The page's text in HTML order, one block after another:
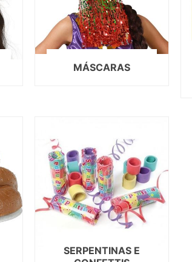
MÁSCARAS
SERPENTINAS E